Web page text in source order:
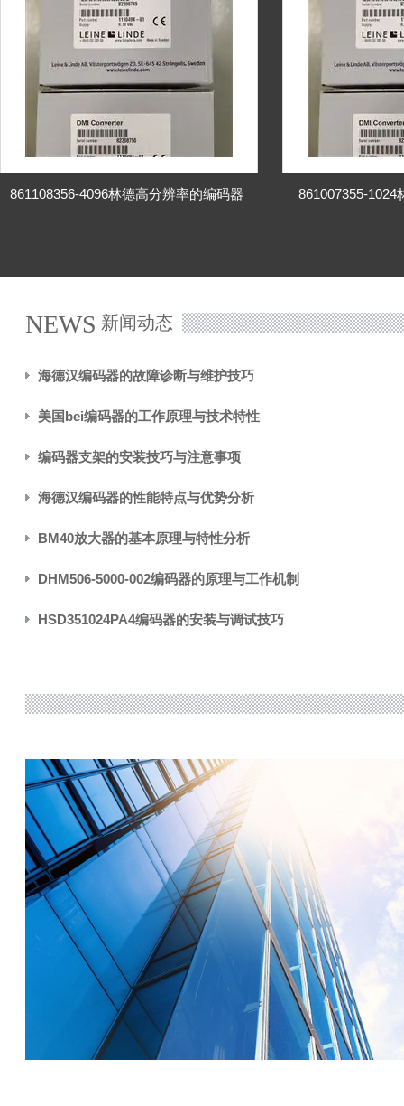
861108356-4096林德高分辨率的编码器 861007355-1024
NEWS 新闻动态
海德汉编码器的故障诊断与维护技巧
美国bei编码器的工作原理与技术特性
编码器支架的安装技巧与注意事项
海德汉编码器的性能特点与优势分析
BM40放大器的基本原理与特性分析
DHM506-5000-002编码器的原理与工作机制
HSD351024PA4编码器的安装与调试技巧